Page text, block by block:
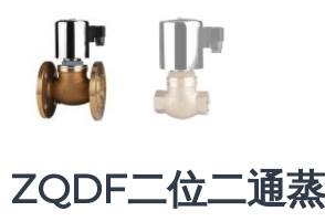
ZQDF二位二通